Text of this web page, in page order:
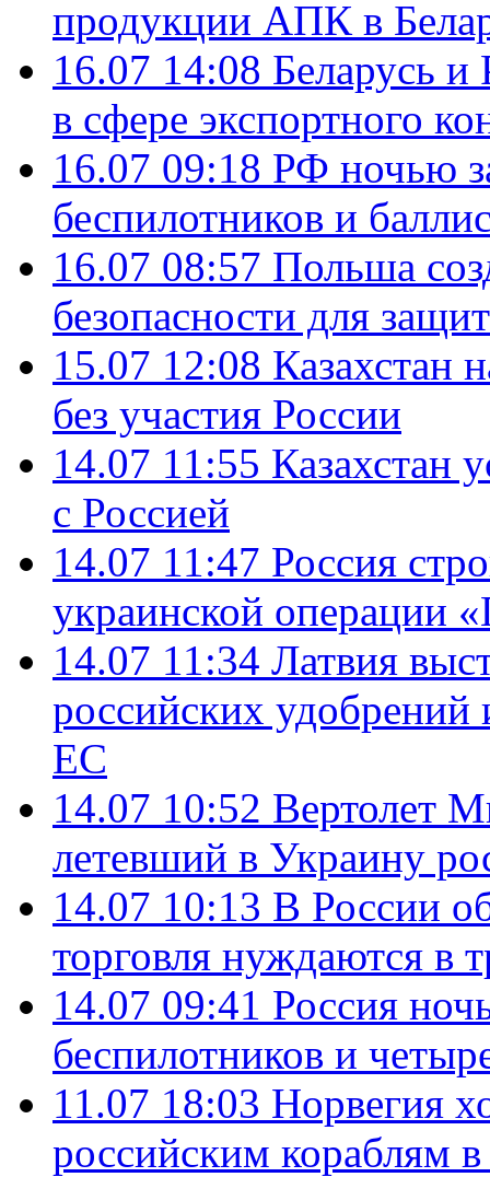
продукции АПК в
16.07 14:08 Беларусь и
в сфере экспортного
16.07 09:18 РФ ночью
беспилотников и
16.07 08:57 Польша
безопасности для
15.07 12:08 Казахстан
без участия России
14.07 11:55 Казахстан
с Россией
14.07 11:47 Россия
украинской операции
14.07 11:34 Латвия
российских
ЕС
14.07 10:52 Вертолет
летевший в Украину
14.07 10:13 В России
торговля нуждаются в
14.07 09:41 Россия
беспилотников и
11.07 18:03 Норвегия
российским кораблям